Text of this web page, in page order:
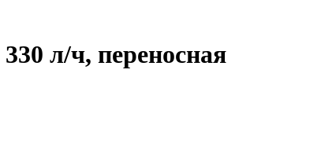
л/ч, переносная